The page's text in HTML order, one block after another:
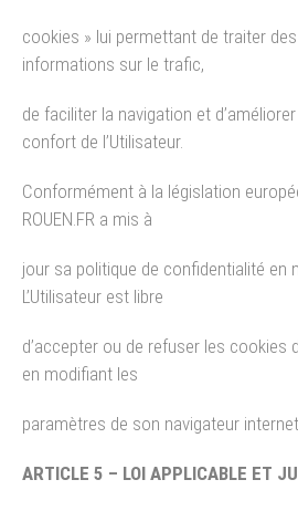
cookies » lui permettant de traiter
informations sur le trafic,
de faciliter la navigation et
confort de l’Utilisateur.
Conformément à la législation
ROUEN.FR a mis à
jour sa politique de confidentialité en
L’Utilisateur est libre
d’accepter ou de refuser les
en modifiant les
paramètres de son navigateur
ARTICLE 5 – LOI APPLICABLE ET